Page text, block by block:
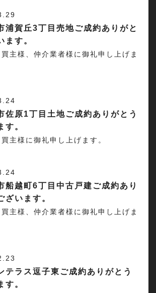
浦賀丘3丁目売地ご成約ありがと
ます。
主様、仲介業者様に御礼申し上げま
佐原1丁目土地ご成約ありがとう
す。
主様に御礼申し上げます。
船越町6丁目中古戸建ご成約あり
ざいます。
主様、仲介業者様に御礼申し上げま
テラス逗子東ご成約ありがとう
す。